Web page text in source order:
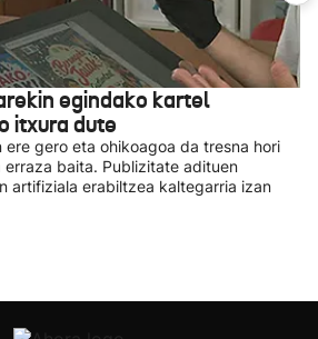
egindako kartel
itxura dute
gero eta ohikoagoa da tresna hori
baita. Publizitate adituen
artifiziala erabiltzea kaltegarria izan